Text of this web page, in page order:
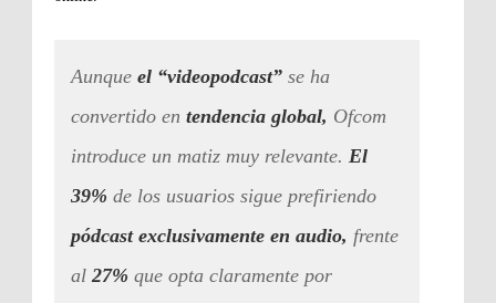
Aunque el “videopodcast” se ha
convertido en tendencia global, Ofcom
introduce un matiz muy relevante. El
39% de los usuarios sigue prefiriendo
pódcast exclusivamente en audio, frente
al27% que opta claramente por